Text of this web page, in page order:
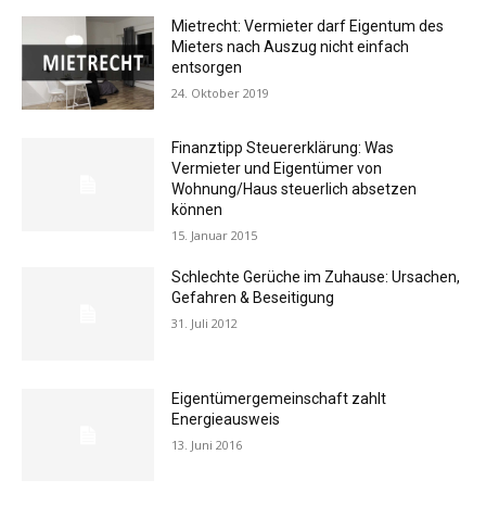
Mietrecht: Vermieter darf Eigentum des
Mieters nach Auszug nicht einfach
entsorgen
24. Oktober 2019
Finanztipp Steuererklärung: Was
Vermieter und Eigentümer von
Wohnung/Haus steuerlich absetzen
können
15. Januar 2015
Schlechte Gerüche im Zuhause: Ursachen,
Gefahren & Beseitigung
31. Juli 2012
Eigentümergemeinschaft zahlt
Energieausweis
13. Juni 2016